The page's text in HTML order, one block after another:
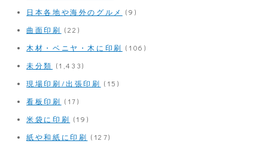
日本各地や海外のグルメ
(9)
曲面印刷 (22)
木材・ベニヤ・木に印刷 (106)
未分類 (1,433)
現場印刷/出張印刷 (15)
看板印刷 (17)
米袋に印刷 (19)
紙や和紙に印刷 (127)